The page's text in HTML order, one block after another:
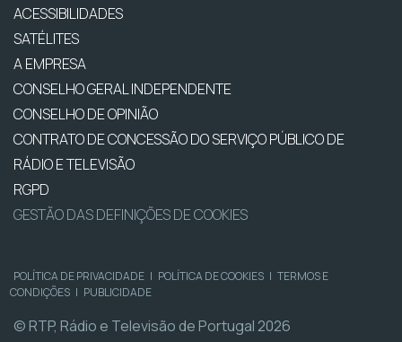
ACESSIBILIDADES
SATÉLITES
A EMPRESA
CONSELHO GERAL INDEPENDENTE
CONSELHO DE OPINIÃO
CONTRATO DE CONCESSÃO DO SERVIÇO PÚBLICO DE
RÁDIO E TELEVISÃO
RGPD
GESTÃO DAS DEFINIÇÕES DE COOKIES
POLÍTICA DE PRIVACIDADE | POLÍTICA DE COOKIES | TERMOS E
CONDIÇÕES | PUBLICIDADE
© RTP, Rádio e Televisão de Portugal 2026